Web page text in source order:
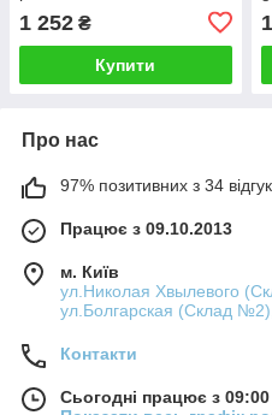
1 252 ₴
Купити
Про нас
97% позитивних з 34
Працює з 09.10.2013
м. Київ
ул.Николая Хвылевого
ул.Болгарская (Склад №2),
Контакти
Сьогодні працює з